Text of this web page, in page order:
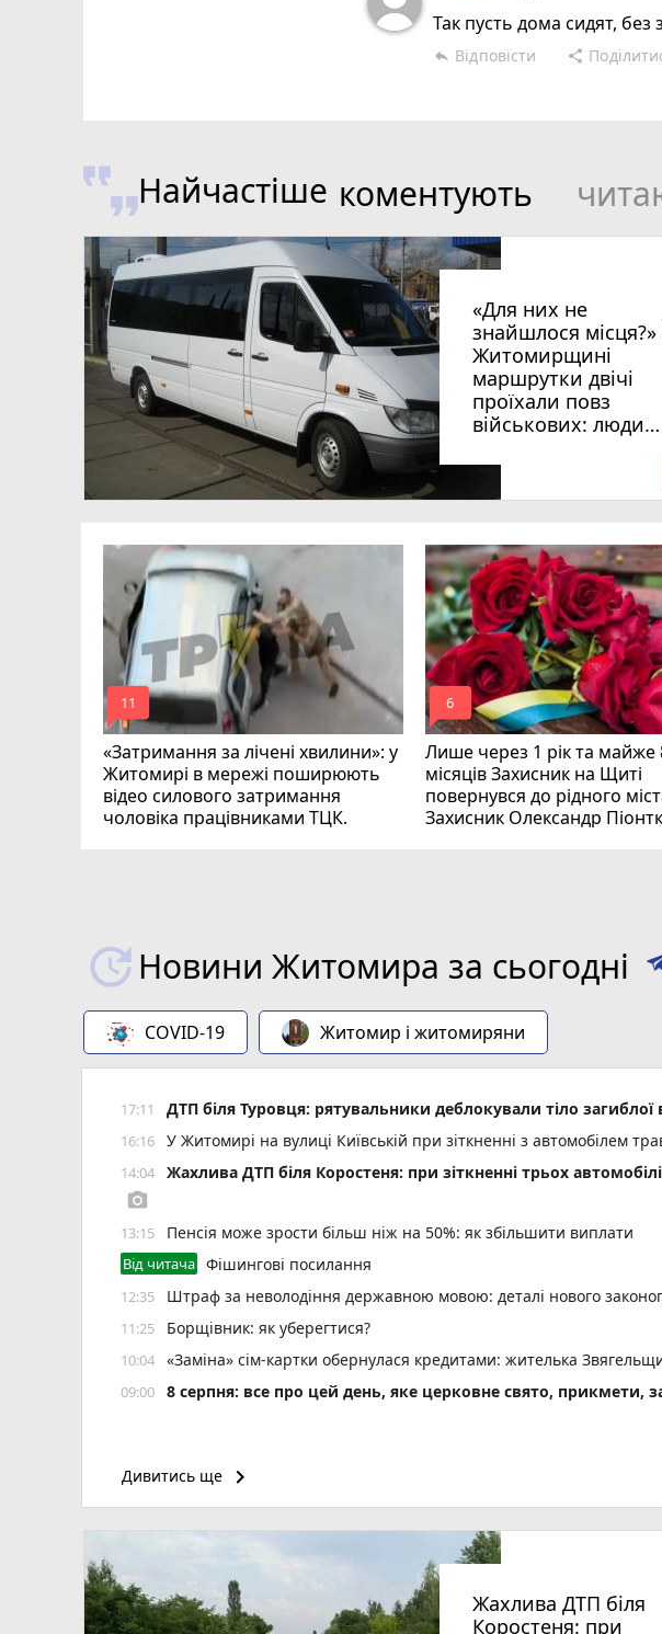
Так пусть дома сидят, без
reply Відповісти share
Найчастіше коментують
«Для них не
знайшлося
Житомирщині
маршрутки двічі
проїхали повз
військових: люди
вимагають
винних
«Затримання за лічені хвилини»: у
Житомирі в мережі поширюють
відео силового затримання
чоловіка працівниками ТЦК.
mode_comment
11
Лише через 1 рік та майже
місяців Захисник на Щиті
повернувся до рідного
Захисник Олександр
mode_comment
6
Новини Житомира за сьогодні
COVID-19 Житомир і житомиряни
17:11 ДТП біля Туровця: рятувальники деблокували тіло загиблої
16:16 У Житомирі на вулиці Київській при зіткненні з автомобілем
14:04 Жахлива ДТП біля Коростеня: при зіткненні трьох
photo_camera
13:15 Пенсія може зрости більш ніж на 50%: як збільшити виплати
Від читача Фішингові посилання
12:35 Штраф за неволодіння державною мовою: деталі нового
11:25 Борщівник: як уберегтися?
10:04 «Заміна» сім-картки обернулася кредитами: жителька
09:00 8 серпня: все про цей день, яке церковне свято, прикмети,
Дивитись ще keyboard_arrow_right
Жахлива ДТП біля
Коростеня: при